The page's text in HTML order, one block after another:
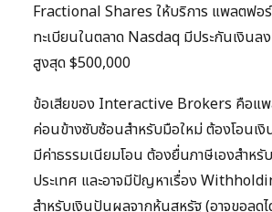
Fractional Shares ให้บริการ แพลตฟอ
ทะเบียนในตลาด Nasdaq มีประกันเงินล
สูงสุด $500,000
ข้อเสียของ Interactive Brokers คือแ
ค่อนข้างซับซ้อนสำหรับมือใหม่ ต้องโอนเงิ
มีค่าธรรมเนียมโอน ต้องยื่นภาษีเองสำหรั
ประเทศ และอาจมีปัญหาเรื่อง
สำหรับเงินปันผลจากหุ้นสหรัฐ (อาจขอลด